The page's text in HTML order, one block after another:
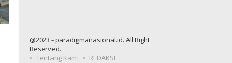
@2023 - paradigmanasional.id. All Right
Reserved.
Tentang Kami
REDAKSI